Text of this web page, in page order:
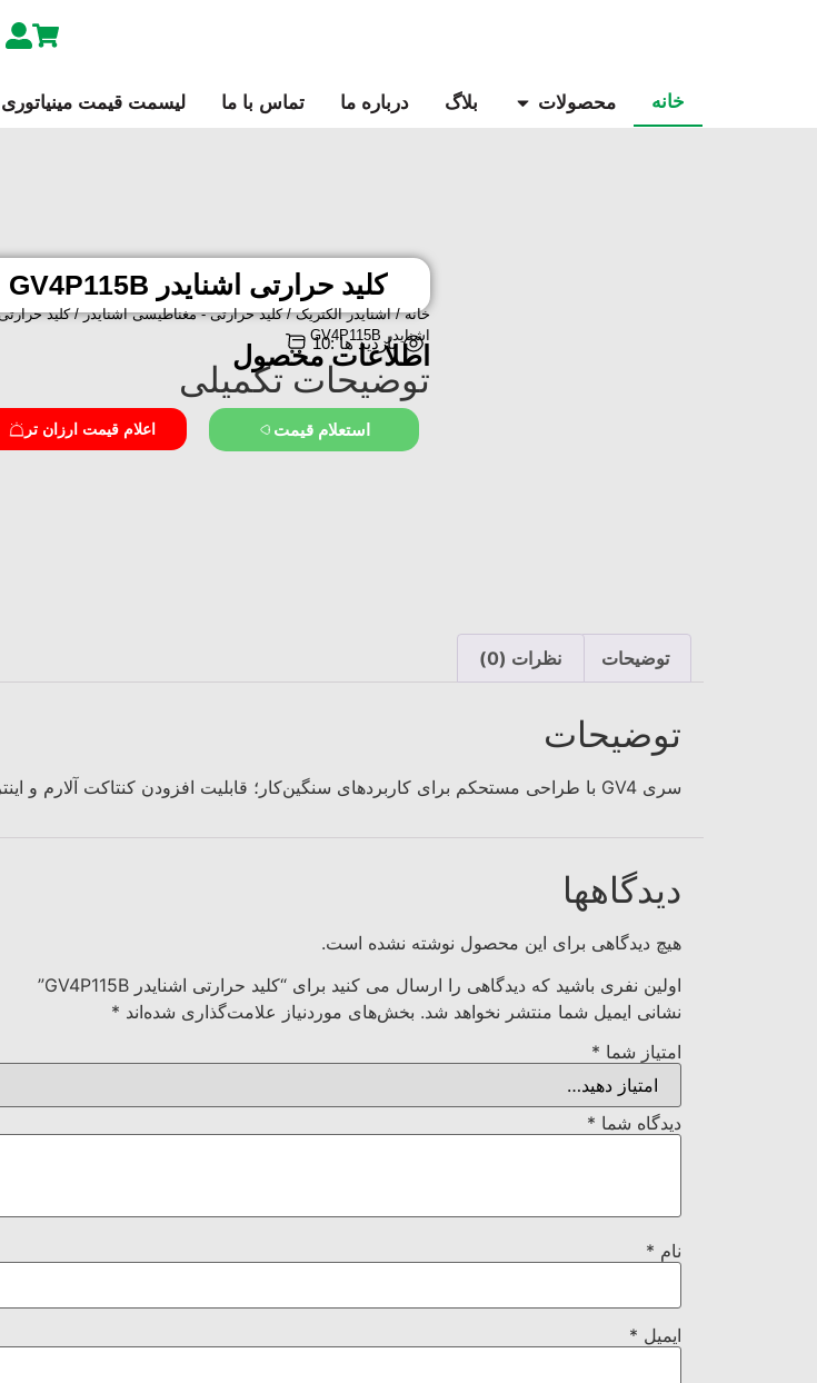
خانه محصولات بلاگ درباره ما تماس با ما لیسمت قیمت مینیاتوری
کلید حرارتی اشنایدر GV4P115B
خانه/اشنایدر الکتریک/کلید حرارتی - مغناطیسی اشنایدر/ کلید
اشنایدر GV4P115Bبازدید ها :10
اطلاعات محصول
توضیحات تکمیلی
استعلام قیمت اعلام قیمت ارزان تر
توضیحات نظرات (0)
توضیحات
سری GV4 با طراحی مستحکم برای کاربردهای سنگین‌کار؛ قابلیت افزودن کنتاکت آلارم و اینترلاک، ایده‌آل برای تابلوهای اصلی.
دیدگاهها
هیچ دیدگاهی برای این محصول نوشته نشده است.
اولین نفری باشید که دیدگاهی را ارسال می کنید برای “کلید حرارتی اشنایدر GV4P115B”
نشانی ایمیل شما منتشر نخواهد شد. بخش‌های موردنیاز علامت‌گذاری شده‌اند *
امتیاز شما *
دیدگاه شما *
نام *
ایمیل *